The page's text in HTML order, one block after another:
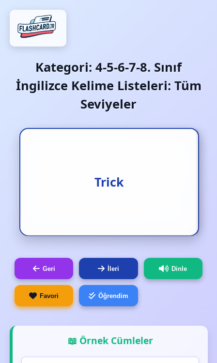
Kategori: 4-5-6-7-8. Sınıf
İngilizce Kelime Listeleri: Tüm
Seviyeler
Trick
Hile/ yalan/ aldatmaca
Geri İleri Dinle
Favori Öğrendim
📖 Örnek Cümleler